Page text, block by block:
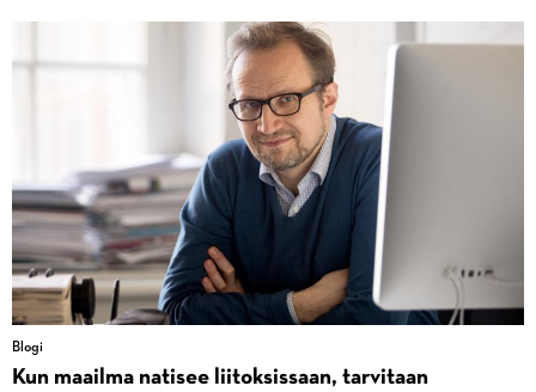
puolustuslinja
Blogi
Kun maailma natisee liitoksissaan, tarvitaan